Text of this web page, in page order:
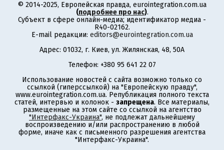
© 2014-2025, Европейская правда, eurointegration.com.ua
(подробнее про нас).
Субъект в сфере онлайн-медиа; идентификатор медиа -
R40-02162.
E-mail редакции: editors@eurointegration.com.ua
Адрес: 01032, г. Киев, ул. Жилянская, 48, 50А
Телефон: +380 95 641 22 07
Использование новостей с сайта возможно только со
ссылкой (гиперссылкой) на "Европейскую правду",
www.eurointegration.com.ua. Републикация полного текста
статей, интервью и колонок - запрещена. Все материалы,
размещенные на этом сайте со ссылкой на агентство
"Интерфакс-Украина", не подлежат дальнейшему
воспроизведению и/или распространению в любой
форме, иначе как с письменного разрешения агентства
"Интерфакс-Украина".